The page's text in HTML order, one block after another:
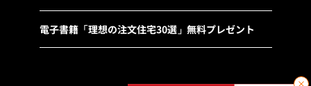
電子書籍「理想の注文住宅30選」無料プレゼント